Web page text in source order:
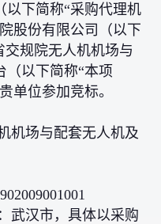
以下简称“采购代理机
股份有限公司（以下
交规院无人机机场与
（以下简称“本项
单位参加竞标。
机场与配套无人机及
武汉市，具体以采购